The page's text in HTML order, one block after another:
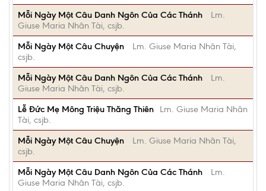
Mỗi Ngày Một Câu Danh Ngôn Của Các Thánh
Lm.
Giuse Maria Nhân Tài, csjb.
Mỗi Ngày Một Câu Chuyện
Lm. Giuse Maria Nhân Tài,
csjb.
Mỗi Ngày Một Câu Danh Ngôn Của Các Thánh
Lm.
Giuse Maria Nhân Tài, csjb.
Lễ Đức Mẹ Mông Triệu Thăng Thiên
Lm. Giuse Maria Nhân
Tài, csjb.
Mỗi Ngày Một Câu Chuyện
Lm. Giuse Maria Nhân Tài,
csjb.
Mỗi Ngày Một Câu Danh Ngôn Của Các Thánh
Lm.
Giuse Maria Nhân Tài, csjb.